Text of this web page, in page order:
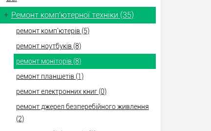
+ Ремонт комп'ютерної техніки (35)
ремонт комп'ютерів (5)
ремонт ноутбуків (8)
ремонт моніторів (8)
ремонт планшетів (1)
ремонт електронних книг (0)
ремонт джерел безперебійного живлення
(2)